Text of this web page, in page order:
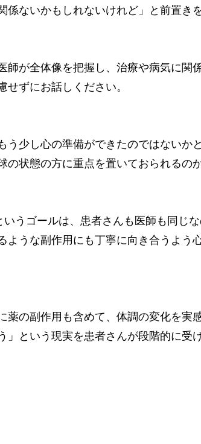
ないかもしれないけれど」と前置き
が全体像を把握し、治療や病気に関
ずにお話しください。
少し心の準備ができたのではないか
状態の方に重点を置いておられるの
うゴールは、患者さんも医師も同じ
うな副作用にも丁寧に向き合うよう
の副作用も含めて、体調の変化を実
という現実を患者さんが段階的に受